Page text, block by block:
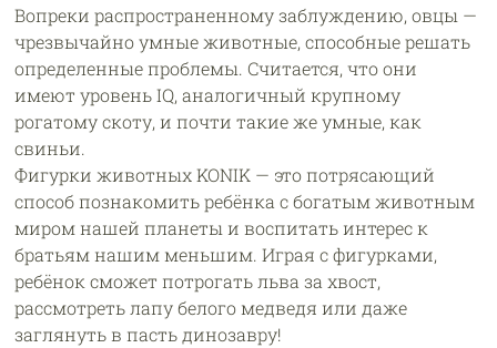
Вопреки распространенному заблуждению, овцы —
чрезвычайно умные животные, способные решать
определенные проблемы. Считается, что они
имеют уровень IQ, аналогичный крупному
рогатому скоту, и почти такие же умные, как
свиньи.
Фигурки животных KONIK — это потрясающий
способ познакомить ребёнка с богатым животным
миром нашей планеты и воспитать интерес к
братьям нашим меньшим. Играя с фигурками,
ребёнок сможет потрогать льва за хвост,
рассмотреть лапу белого медведя или даже
заглянуть в пасть динозавру!